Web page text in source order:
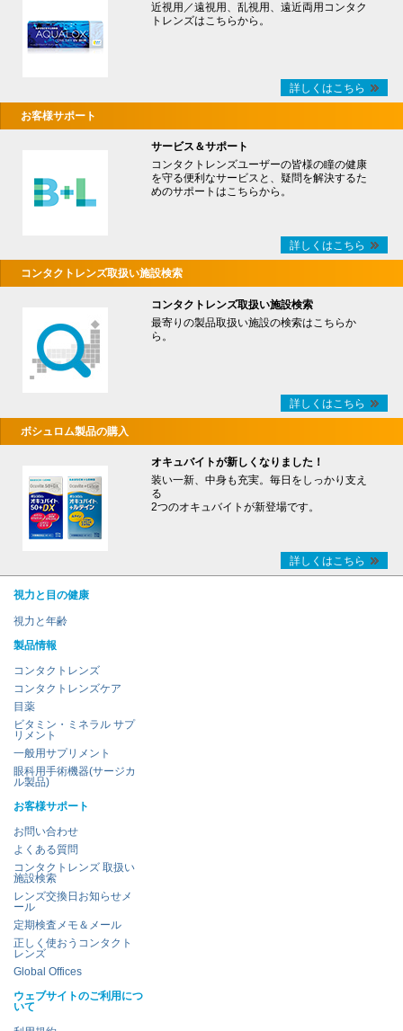
近視用／遠視用、乱視用、遠近両用コンタク
トレンズはこちらから。
詳しくはこちら
お客様サポート
サービス＆サポート
コンタクトレンズユーザーの皆様の瞳の健康
を守る便利なサービスと、疑問を解決するた
めのサポートはこちらから。
詳しくはこちら
コンタクトレンズ取扱い施設検索
コンタクトレンズ取扱い施設検索
最寄りの製品取扱い施設の検索はこちらか
ら。
詳しくはこちら
ボシュロム製品の購入
オキュバイトが新しくなりました！
装い一新、中身も充実。毎日をしっかり支え
る
2つのオキュバイトが新登場です。
詳しくはこちら
視力と目の健康
視力と年齢
製品情報
コンタクトレンズ
コンタクトレンズケア
目薬
ビタミン・ミネラル サプ
リメント
一般用サプリメント
眼科用手術機器(サージカ
ル製品)
お客様サポート
お問い合わせ
よくある質問
コンタクトレンズ 取扱い
施設検索
レンズ交換日お知らせメ
ール
定期検査メモ＆メール
正しく使おうコンタクト
レンズ
Global Offices
ウェブサイトのご利用につ
いて